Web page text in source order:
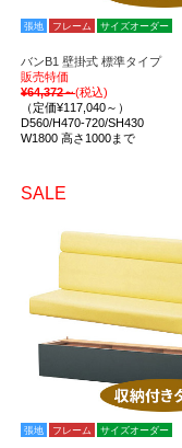
張地 フレーム サイズオーダー
バンB1 壁掛式 標準タイプ
販売特価
¥64,372～(税込)
（定価¥117,040～）
D560/H470-720/SH430
W1800 高さ1000まで
SALE
張地 フレーム サイズオーダー